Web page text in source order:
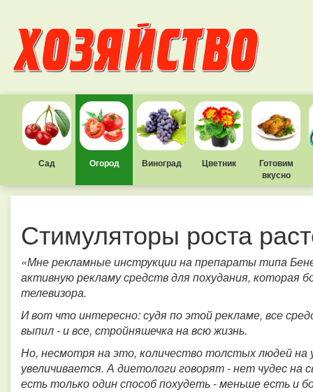
Сад Огород Виноград Цветник
Готовим
вкусно
Стимуляторы роста
«Мне рекламные инструкции на препараты типа
активную рекламу средств для похудания, которая
телевизора.
И вот что интересно: судя по этой рекламе, все
выпил - и все, стройняшечка на всю жизнь.
Но, несмотря на это, количество толстых людей на
увеличивается. А диетологи говорят - нет чудес
есть только один способ похудеть - меньше есть и